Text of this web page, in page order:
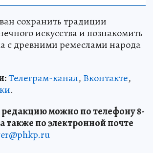
сохранить традиции
искусства и познакомить
с древними ремеслами народа
Телеграм-канал, Вконтакте,
.
редакцию можно по телефону 8-
а также по электронной почте